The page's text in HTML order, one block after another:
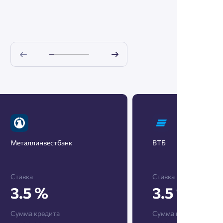
Металлинвестбанк
Ставка
3.5 %
Сумма кредита
ВТБ
Ставка
3.5 %
Сумма кредита